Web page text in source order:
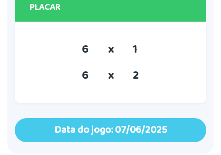
PLACAR
6 x
1
6
x 2
Data do jogo: 07/06/2025